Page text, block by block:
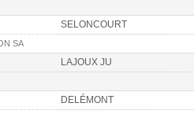
SELONCOURT
SA
LAJOUX JU
DELÉMONT